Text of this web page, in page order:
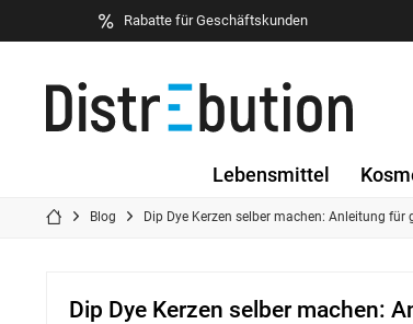
Rabatte für Geschäftskunden
Lebensmittel
Blog Dip Dye Kerzen selber machen: Anleitung
Dip Dye Kerzen selber machen: